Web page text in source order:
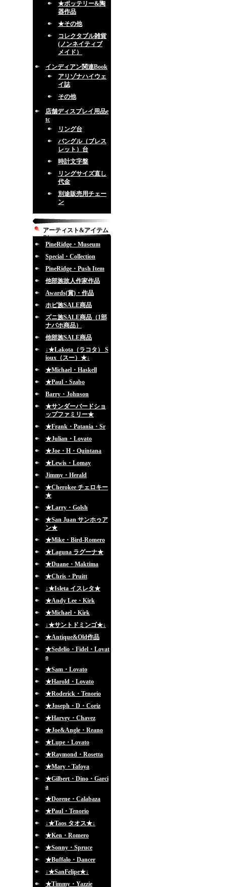
★ポッテリー&陶
器作品
★その他
コレクタブル雑貨
(ノンネイティブ
メイド）
インディアン関連Book
アリゾナハイウェ
イ誌
その他
店舗ディスプレイ用品e
tc
リング台
バングル（ブレス
レット）台
時計文字盤
リングサイズ直し
代金
別途販売用チェー
ン
アーティスト&アイテム
別
PineRidge・Museum
Special・Collection
PineRidge・Push Item
他部族故人作家作品
Awards(賞)・作品
ホピ族SALE商品
ズニ族SALE商品（1部
ナバホ商品）
他部族SALE商品
↓★Lakota（ラコタ） S
ioux（スー）★↓
★Michael・Haskell
★Paul・Szabo
Barry・Johnson
★サンダーバードショ
ップファミリー★
★Frank・Patania・Sr
★Julian・Lovato
★Joe・H・Quintana
★Lewis・Lomay
Jimmy・Herald
★Cherokee チェロキー
★
★Larry・Golsh
★San Juan サンホゥア
ン★
★Mike・Bird-Romero
★Laguna ラグーナ★
★Duane・Maktima
★Chris・Pruitt
↓★Isleta イスレタ★
★Andy Lee・Kirk
★Michael・Kirk
↓★サントドミンゴ★↓
★Antique&Old作品
★Sedelio・Fidel・Lovat
o
★Sam・Lovato
★Harold・Lovato
★Roderick・Tenorio
★Joseph・D・Coriz
★Harvey・Chavez
★Joe&Angle・Reano
★Lupe・Lovato
★Raymond・Rosetta
★Mary・Tafoya
★Gilbert・Dino・Garci
a
★Dorene・Calabaza
★Paul・Tenorio
↓★Taos タオス★↓
★Ken・Romero
★Sonny・Spruce
★Buffalo・Dancer
↓★SanFelipe★↓
★Timmy・Yazzie